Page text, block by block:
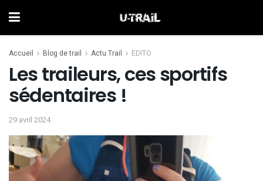
Accueil Blog de trail Actu Trail EDITO
Les traileurs, ces sportifs
sédentaires !
29 avril 2024